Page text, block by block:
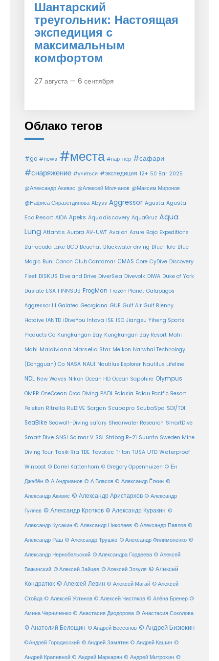
Шантарский
треугольник: Настоящая
экспедиция с
максимальным
комфортом
27 августа — 6 сентября
Облако тегов
#go #news #места #партнёр #сафари
#снаряжение #учиться #экспедиция 12+ 50 Bar 2025
@Александр Акивис @Алексей Молчанов @Максим Миронов
@Нафиса Сиразетдинова Abyss Aggressor Agusta Agusta
Eco Resort AIDA Apeks Aquadiscovery AquaGruz Aqua
Lung Atlantis Aurora AV-UWT Avalon Azure Baja Expeditions
Barracuda Lake BCD Beuchat Blackwater diving Blue Hole Blue
Magic Buni Canon Club Cantamar CMAS Core CyDive Discovery
Fleet DISKUS Dive and Drive DiverSea Divevolk DIWA Duke of York
Duslate ESA FINNSUB FrogMan Frozen Planet Galapagos
Aggressor III Galatea Georgiana GUE Gulf Air Gulf Blenny
Hotdive IANTD iDiveYou Intova ISE ISO Jiangsu Yiheng Sports
Products Co Kungkungan Bay Kungkungan Bay Resort Mahi
Mahi Maldiviana Marselia Star Meikon Narwhal Technology
(Dongguan) Co NASA NAUI Nautilus Explorer Nautilus Lifeline
NDL New Waves Nikon Ocean HD Ocean Sapphire Olympus
OMER OneOcean Orca Diving PADI Palasia Palau Pacific Resort
Peleken Ritrella RuDIVE Sargan Scubapro ScubaSpa SDI/TDI
SeaBike Seawolf-Diving safary Shearwater Research SmartDive
Smart Dive SNSI Solmar V SSI Stribog R-21 Suunto Sweden Mine
Diving Tour Tasik Ria TDE Tovatec Triton TUSA UTD Waterproof
Winboat © Darrel Kattenhorn © Gregory Oppenhuizen © Ён
Джэбён © А Андрианов © А Власов © Александр Ёлкин ©
Александр Акивис © Александр Аристархов © Александр
Гуляев © Александр Кротков © Александр Куракин ©
Александр Кусакин © Александр Николаев © Александр Павлов ©
Александр Раш © Александр Трушко © Александр Филимоненко ©
Александр Чернобельский © Александра Гордеева © Алексей
Важинский © Алексей Зайцев © Алексей Зозуля © Алексей
Кондратюк © Алексей Левин © Алексей Магай © Алексей
Стойда © Алексей Устинов © Алексей Чистяков © Алёна Бренер ©
Амина Черниченко © Анастасия Диодорова © Анастасия Соколова
© Анатолий Белощин © Андрей Бессонов © Андрей Бизюкин
©Андрей Городисский © Андрей Замятин © Андрей Кашин ©
Андрей Крапивной © Андрей Маркарян © Андрей Митрохин ©